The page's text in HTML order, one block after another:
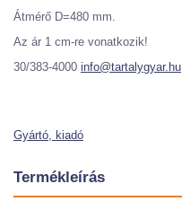
Átmérő D=480 mm.
Az ár 1 cm-re vonatkozik!
30/383-4000 info@tartalygyar.hu
Gyártó, kiadó
Termékleírás